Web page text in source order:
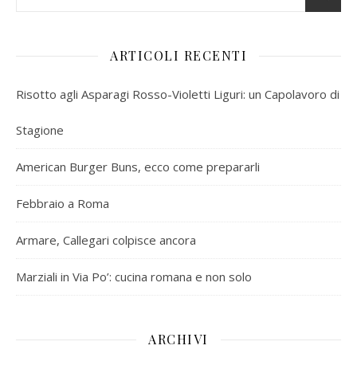
ARTICOLI RECENTI
Risotto agli Asparagi Rosso-Violetti Liguri: un Capolavoro di
Stagione
American Burger Buns, ecco come prepararli
Febbraio a Roma
Armare, Callegari colpisce ancora
Marziali in Via Po’: cucina romana e non solo
ARCHIVI